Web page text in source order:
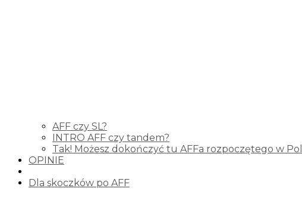
AFF czy SL?
INTRO AFF czy tandem?
Tak! Możesz dokończyć tu AFFa rozpoczętego w
OPINIE
Dla skoczków po AFF